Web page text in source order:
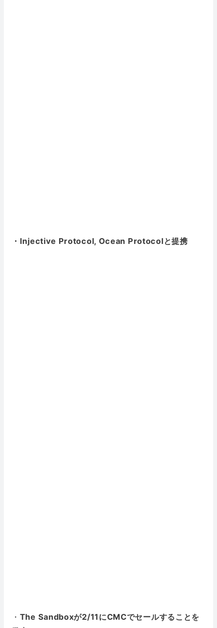
・Injective Protocol, Ocean Protocolと提携
・ The Sandboxが2/11にCMCでセールすることを